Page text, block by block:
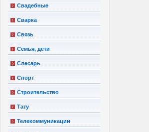
Свадебные
Сварка
Связь
Семья, дети
Слесарь
Спорт
Строительство
Тату
Телекоммуникации